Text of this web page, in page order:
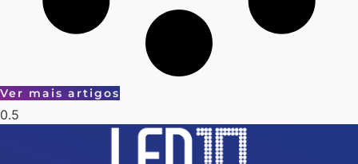
Ver mais artigos